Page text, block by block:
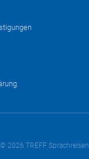
© 2026 TREFF Sprachreisen